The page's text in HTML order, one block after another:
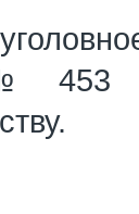
№ 453